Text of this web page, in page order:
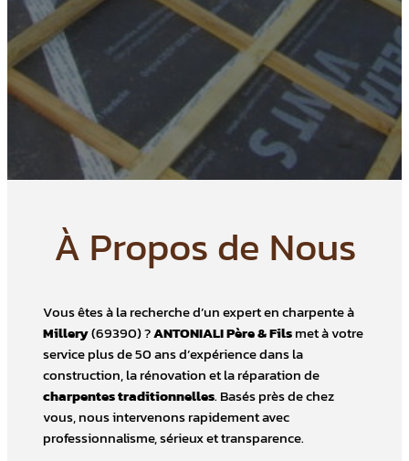
À Propos de Nous
Vous êtes à la recherche d’un expert en charpente à
Millery(69390) ?ANTONIALI Père & Filsmet à votre
service plus de 50 ans d’expérience dans la
construction, la rénovation et la réparation de
charpentes traditionnelles. Basés près de chez
vous, nous intervenons rapidement avec
professionnalisme, sérieux et transparence.